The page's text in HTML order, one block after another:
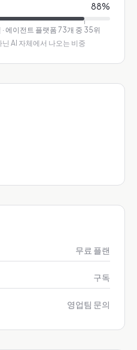
88%
· 에이전트 플랫폼 73개 중 35위
AI 자체에서 나오는 비중
무료 플랜
구독
영업팀 문의